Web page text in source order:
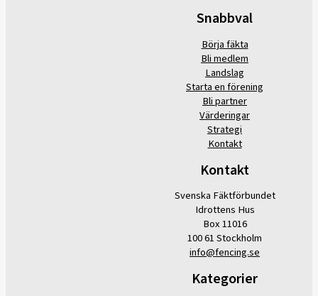
Snabbval
Börja fäkta
Bli medlem
Landslag
Starta en förening
Bli partner
Värderingar
Strategi
Kontakt
Kontakt
Svenska Fäktförbundet
Idrottens Hus
Box 11016
100 61 Stockholm
info@fencing.se
Kategorier